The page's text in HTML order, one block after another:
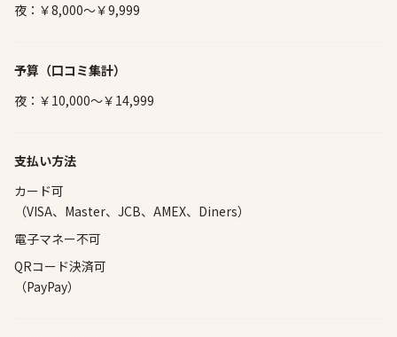
夜：￥8,000～￥9,999
予算 （口コミ集計）
夜：￥10,000～￥14,999
支払い方法
カード可
（VISA、Master、JCB、AMEX、Diners）
電子マネー不可
QRコード決済可
（PayPay）